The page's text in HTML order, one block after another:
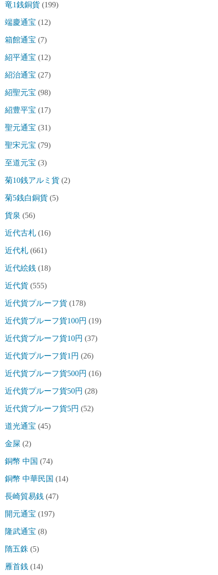
竜1銭銅貨 (199)
端慶通宝 (12)
箱館通宝 (7)
紹平通宝 (12)
紹治通宝 (27)
紹聖元宝 (98)
紹豊平宝 (17)
聖元通宝 (31)
聖宋元宝 (79)
至道元宝 (3)
菊10銭アルミ貨 (2)
菊5銭白銅貨 (5)
貨泉 (56)
近代古札 (16)
近代札 (661)
近代絵銭 (18)
近代貨 (555)
近代貨プルーフ貨 (178)
近代貨プルーフ貨100円 (19)
近代貨プルーフ貨10円 (37)
近代貨プルーフ貨1円 (26)
近代貨プルーフ貨500円 (16)
近代貨プルーフ貨50円 (28)
近代貨プルーフ貨5円 (52)
道光通宝 (45)
金屎 (2)
銅幣 中国 (74)
銅幣 中華民国 (14)
長崎貿易銭 (47)
開元通宝 (197)
隆武通宝 (8)
隋五銖 (5)
雁首銭 (14)